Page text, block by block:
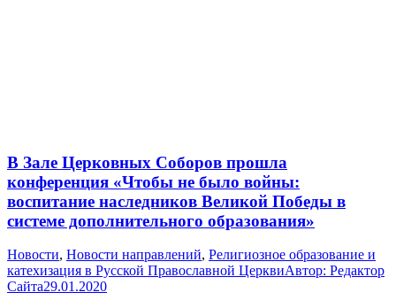
В Зале Церковных Соборов прошла
конференция «Чтобы не было войны:
воспитание наследников Великой Победы в
системе дополнительного образования»
Новости, Новости направлений, Религиозное образование и
катехизация в Русской Православной ЦерквиАвтор: Редактор
Сайта29.01.2020